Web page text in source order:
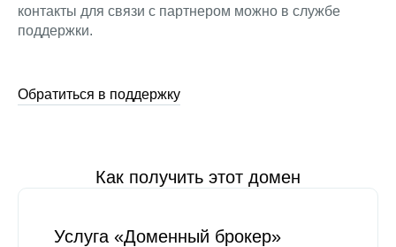
контакты для связи с партнером можно в службе
поддержки.
Обратиться в поддержку
Как получить этот домен
Услуга «Доменный брокер»